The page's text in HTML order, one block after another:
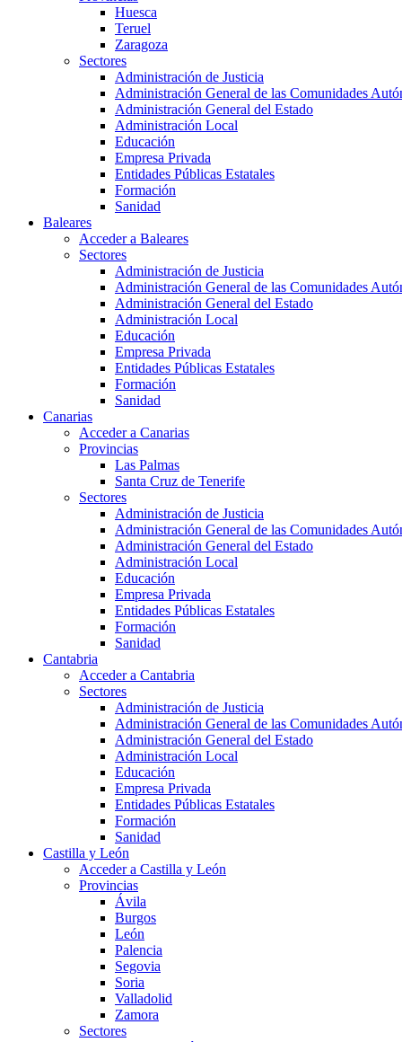
Huesca
Teruel
Zaragoza
Sectores
Administración de Justicia
Administración General de las Comunidades
Administración General del Estado
Administración Local
Educación
Empresa Privada
Entidades Públicas Estatales
Formación
Sanidad
Baleares
Acceder a Baleares
Sectores
Administración de Justicia
Administración General de las Comunidades
Administración General del Estado
Administración Local
Educación
Empresa Privada
Entidades Públicas Estatales
Formación
Sanidad
Canarias
Acceder a Canarias
Provincias
Las Palmas
Santa Cruz de Tenerife
Sectores
Administración de Justicia
Administración General de las Comunidades
Administración General del Estado
Administración Local
Educación
Empresa Privada
Entidades Públicas Estatales
Formación
Sanidad
Cantabria
Acceder a Cantabria
Sectores
Administración de Justicia
Administración General de las Comunidades
Administración General del Estado
Administración Local
Educación
Empresa Privada
Entidades Públicas Estatales
Formación
Sanidad
Castilla y León
Acceder a Castilla y León
Provincias
Ávila
Burgos
León
Palencia
Segovia
Soria
Valladolid
Zamora
Sectores